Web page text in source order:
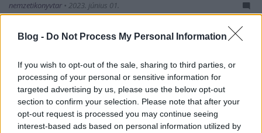
Blog - Do Not Process My Personal Information
If you wish to opt-out of the sale, sharing to third parties, or
processing of your personal or sensitive information for
targeted advertising by us, please use the below opt-out
section to confirm your selection. Please note that after your
opt-out request is processed you may continue seeing
interest-based ads based on personal information utilized by
nemzetikonyvtar • 2023. június 01.
A magyar–szlovén diplomáciai kapcsolatok
Szlovénia! / Vivat Slovenija! címmel rendezett
időszaki kiállítást könyvtárunk. A tárlat – amelyet
2023. április 19-től május 31-ig tekinthették meg az
érdeklődők – a jubileum után egy évvel, a Szlovén…